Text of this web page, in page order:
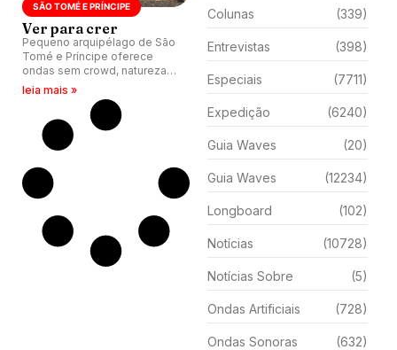
SÃO TOMÉ E PRÍNCIPE
Ver para crer
Pequeno arquipélago de São
Tomé e Príncipe oferece
ondas sem crowd, natureza
intocada e muitas
possibilidades de
descobertas.
leia mais »
Colunas (339)
Entrevistas (398)
Especiais (7711)
Expedição (6240)
Guia Waves (20)
Guia Waves (12234)
Longboard (102)
Notícias (10728)
Notícias Sobre (5)
Ondas Artificiais (728)
Ondas Sonoras (632)